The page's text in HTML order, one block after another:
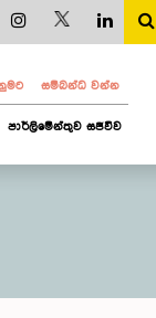
සම්බන්ධ වන්න
පාර්ලිමේන්තුව සජීවීව